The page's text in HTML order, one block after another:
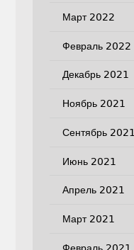
Март 2022
Февраль 2022
Декабрь 2021
Ноябрь 2021
Сентябрь 2021
Июнь 2021
Апрель 2021
Март 2021
Февраль 2021